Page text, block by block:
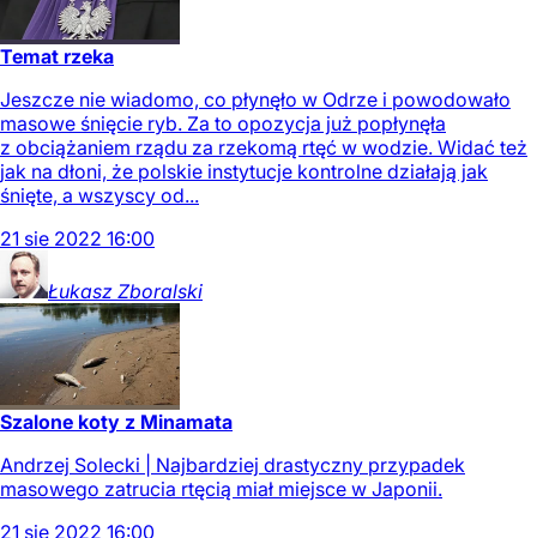
Temat rzeka
Jeszcze nie wiadomo, co płynęło w Odrze i powodowało
masowe śnięcie ryb. Za to opozycja już popłynęła
z obciążaniem rządu za rzekomą rtęć w wodzie. Widać też
jak na dłoni, że polskie instytucje kontrolne działają jak
śnięte, a wszyscy od...
21 sie 2022 16:00
Łukasz Zboralski
Szalone koty z Minamata
Andrzej Solecki | Najbardziej drastyczny przypadek
masowego zatrucia rtęcią miał miejsce w Japonii.
21 sie 2022 16:00